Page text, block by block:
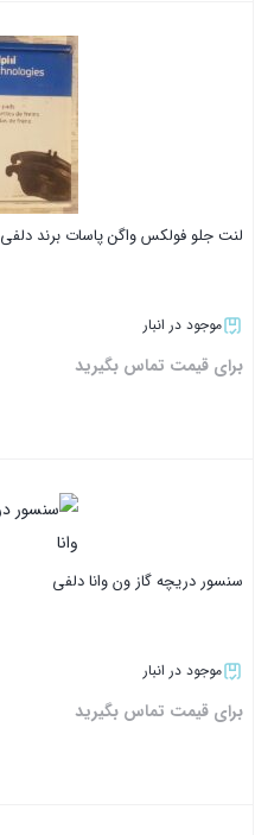
لنت جلو فولکس واگن پاسات برند دلفی
موجود در انبار
برای قیمت تماس بگیرید
سنسور دریچه گاز ون وانا دلفی
موجود در انبار
برای قیمت تماس بگیرید